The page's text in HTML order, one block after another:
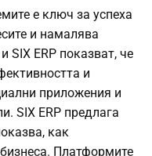
е ключ за успеха
и намалява
SIX ERP показват, че
и
приложения и
SIX ERP предлага
как
Платформите